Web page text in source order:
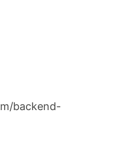
backend-